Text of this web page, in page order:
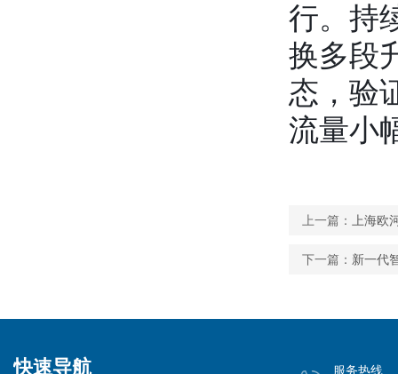
行。持
换多段
态，验
流量小
上一篇： 上海欧
下一篇： 新一代
快速导航 服务热线